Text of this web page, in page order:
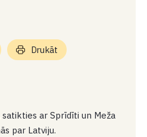
Drukāt
ar Sprīdīti un Meža
par Latviju.